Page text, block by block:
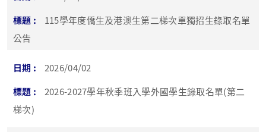
115學年度僑生及港澳生第二梯次單獨招生錄取名單
公告
2026/04/02
2026-2027學年秋季班入學外國學生錄取名單(第二
梯次)